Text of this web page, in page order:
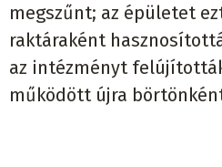
megszűnt; az épületet
raktáraként
az intézményt
működött újra